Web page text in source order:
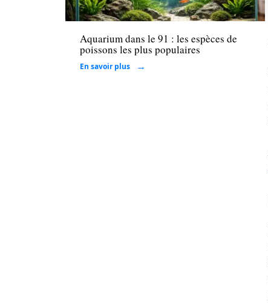
Maison
Aquarium dans le 91 : les espèces de
poissons les plus populaires
En savoir plus